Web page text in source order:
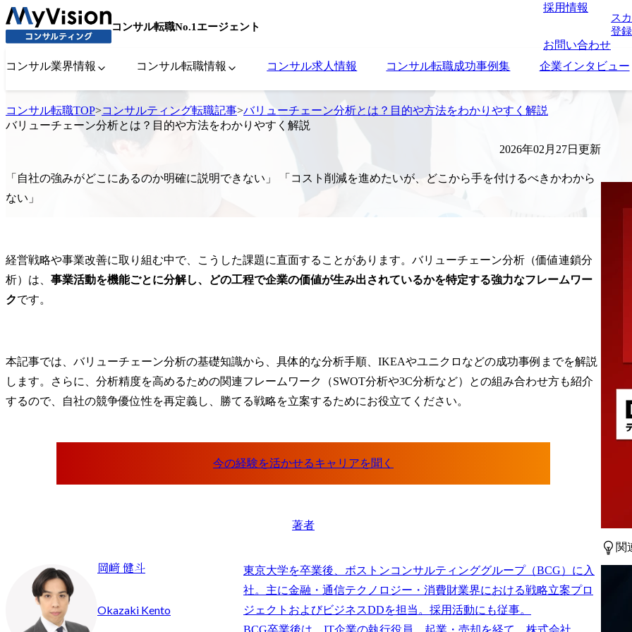
コンサル転職No.1エージェント
採用情報
お問い合わせ
ス
登
コンサル業界情報 コンサル転職情報 コンサル求人情報 コンサル転職成功事例集 企業インタビュー
コンサル転職TOP>コンサルティング転職記事>バリューチェーン分析とは？目的や方法をわかりやすく解説
バリューチェーン分析とは？目的や方法をわかりやすく解説
2026年02月27日更新
「自社の強みがどこにあるのか明確に説明できない」 「コスト削減を進めたいが、どこから手を付けるべきかわから
ない」
経営戦略や事業改善に取り組む中で、こうした課題に直面することがあります。バリューチェーン分析（価値連鎖分
析）は、 事業活動を機能ごとに分解し、どの工程で企業の価値が生み出されているかを特定する強力なフレームワー
クです。
本記事では、バリューチェーン分析の基礎知識から、具体的な分析手順、IKEAやユニクロなどの成功事例までを解説
します。さらに、分析精度を高めるための関連フレームワーク（SWOT分析や3C分析など）との組み合わせ方も紹介
するので、自社の競争優位性を再定義し、勝てる戦略を立案するためにお役立てください。
著者
岡﨑 健斗
Okazaki Kento
東京大学を卒業後、ボストンコンサルティンググループ（BCG）に入
社。主に金融・通信テクノロジー・消費財業界における戦略立案プロ
ジェクトおよびビジネスDDを担当。採用活動にも従事。
関